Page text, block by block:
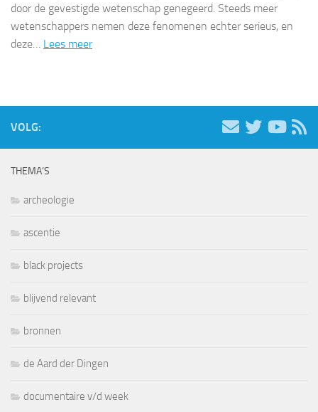
door de gevestigde wetenschap genegeerd. Steeds meer
wetenschappers nemen deze fenomenen echter serieus, en
deze… Lees meer
VOLG:
THEMA’S
archeologie
ascentie
black projects
blijvend relevant
bronnen
de Aard der Dingen
documentaire v/d week